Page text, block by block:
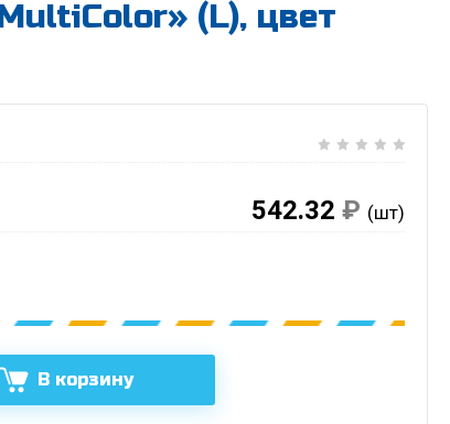
(L), цвет
542.32 ₽ (шт)
В корзину